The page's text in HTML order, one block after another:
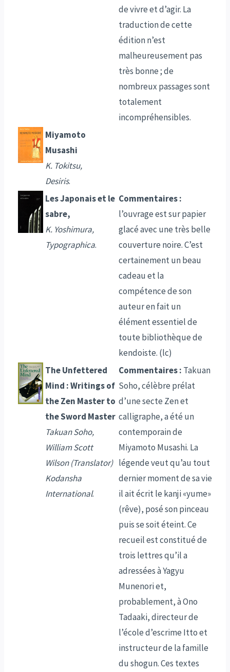
de vivre et d’agir. La
traduction de cette
édition n’est
malheureusement pas
très bonne ; de
nombreux passages sont
totalement
incompréhensibles.
Miyamoto
Musashi
K. Tokitsu,
Desiris.
Les Japonais et le
sabre,
K. Yoshimura,
Typographica.
Commentaires :
l’ouvrage est sur papier
glacé avec une très belle
couverture noire. C’est
certainement un beau
cadeau et la
compétence de son
auteur en fait un
élément essentiel de
toute bibliothèque de
kendoiste. (lc)
The Unfettered
Mind : Writings of
the Zen Master to
the Sword Master
Takuan Soho,
William Scott
Wilson (Translator)
Kodansha
International.
Commentaires : Takuan
Soho, célèbre prélat
d’une secte Zen et
calligraphe, a été un
contemporain de
Miyamoto Musashi. La
légende veut qu’au tout
dernier moment de sa vie
il ait écrit le kanji «yume»
(rêve), posé son pinceau
puis se soit éteint. Ce
recueil est constitué de
trois lettres qu’il a
adressées à Yagyu
Munenori et,
probablement, à Ono
Tadaaki, directeur de
l’école d’escrime Itto et
instructeur de la famille
du shogun. Ces textes